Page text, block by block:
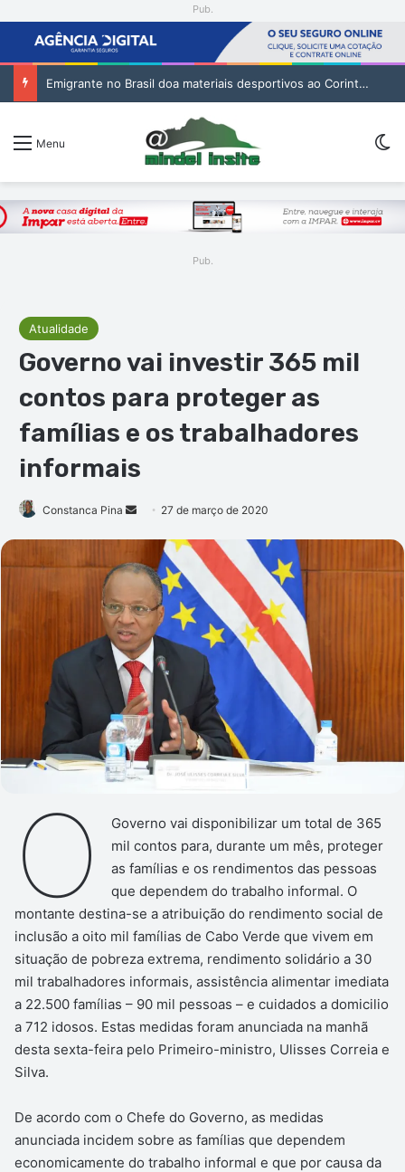
Pub.
Emigrante no Brasil doa materiais desportivos ao Corinthians de São Vicente
Menu
Pub.
Atualidade
Governo vai investir 365 mil
contos para proteger as
famílias e os trabalhadores
informais
Constanca Pina
Mande
mail
27 de março de 2020
O
Governo vai disponibilizar um total de 365
mil contos para, durante um mês, proteger
as famílias e os rendimentos das pessoas
que dependem do trabalho informal. O
montante destina-se a atribuição do rendimento social de
inclusão a oito mil famílias de Cabo Verde que vivem em
situação de pobreza extrema, rendimento solidário a 30
mil trabalhadores informais, assistência alimentar imediata
a 22.500 famílias – 90 mil pessoas – e cuidados a domicilio
a 712 idosos. Estas medidas foram anunciada na manhã
desta sexta-feira pelo Primeiro-ministro, Ulisses Correia e
Silva.
De acordo com o Chefe do Governo, as medidas
anunciada incidem sobre as famílias que dependem
economicamente do trabalho informal e que por causa da